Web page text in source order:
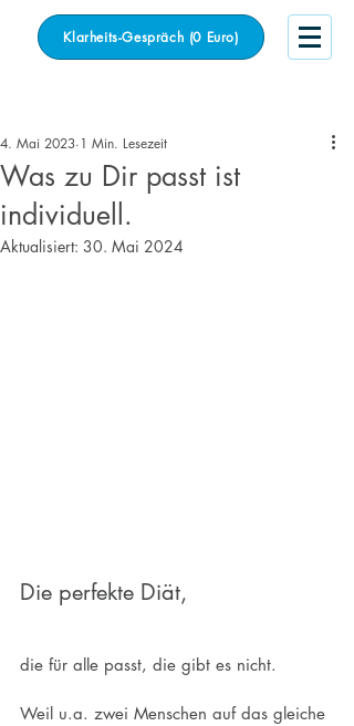
Klarheits-Gespräch (0 Euro)
Was zu Dir passt ist
individuell.
4. Mai 2023 1 Min. Lesezeit
Aktualisiert: 30. Mai 2024
Die perfekte Diät,
die für alle passt, die gibt es nicht.
Weil u.a. zwei Menschen auf das gleiche